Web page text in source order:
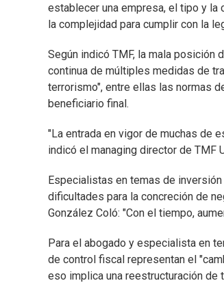
establecer una empresa, el tipo y la
la complejidad para cumplir con la
Según indicó TMF, la mala posición
continua de múltiples medidas de
terrorismo", entre ellas las normas
beneficiario final.
"La entrada en vigor de muchas de
indicó el managing director de TMF
Especialistas en temas de
dificultades para la concreción de
González Coló: "Con el tiempo,
Para el abogado y especialista en
de control fiscal representan el
eso implica una reestructuración de